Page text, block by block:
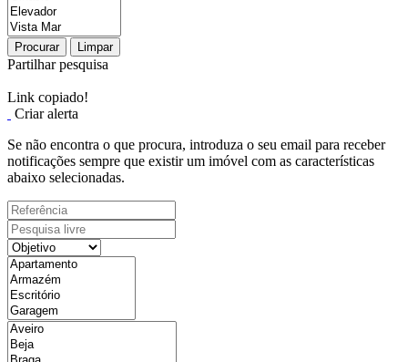
Procurar Limpar
Partilhar pesquisa
Link copiado!
Criar alerta
Se não encontra o que procura, introduza o seu email para receber
notificações sempre que existir um imóvel com as características
abaixo selecionadas.